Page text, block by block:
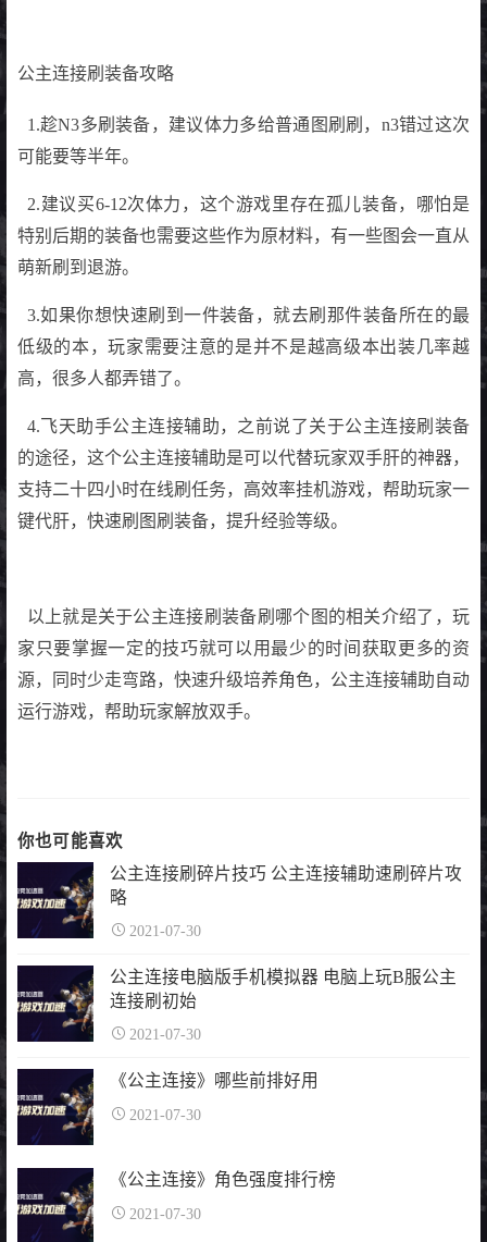
公主连接刷装备攻略
1.趁N3多刷装备，建议体力多给普通图刷刷，n3错过这次
可能要等半年。
2.建议买6-12次体力，这个游戏里存在孤儿装备，哪怕是
特别后期的装备也需要这些作为原材料，有一些图会一直从
萌新刷到退游。
3.如果你想快速刷到一件装备，就去刷那件装备所在的最
低级的本，玩家需要注意的是并不是越高级本出装几率越
高，很多人都弄错了。
4.飞天助手公主连接辅助，之前说了关于公主连接刷装备
的途径，这个公主连接辅助是可以代替玩家双手肝的神器，
支持二十四小时在线刷任务，高效率挂机游戏，帮助玩家一
键代肝，快速刷图刷装备，提升经验等级。
以上就是关于公主连接刷装备刷哪个图的相关介绍了，玩
家只要掌握一定的技巧就可以用最少的时间获取更多的资
源，同时少走弯路，快速升级培养角色，公主连接辅助自动
运行游戏，帮助玩家解放双手。
你也可能喜欢
公主连接刷碎片技巧 公主连接辅助速刷碎片攻
略
2021-07-30
公主连接电脑版手机模拟器 电脑上玩B服公主
连接刷初始
2021-07-30
《公主连接》哪些前排好用
2021-07-30
《公主连接》角色强度排行榜
2021-07-30